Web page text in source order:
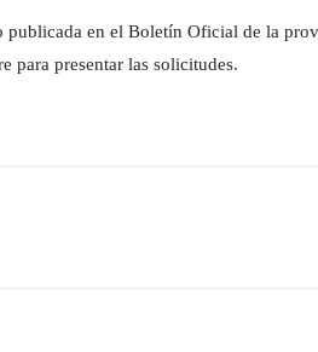
publicada en el Boletín Oficial de la
para presentar las solicitudes.